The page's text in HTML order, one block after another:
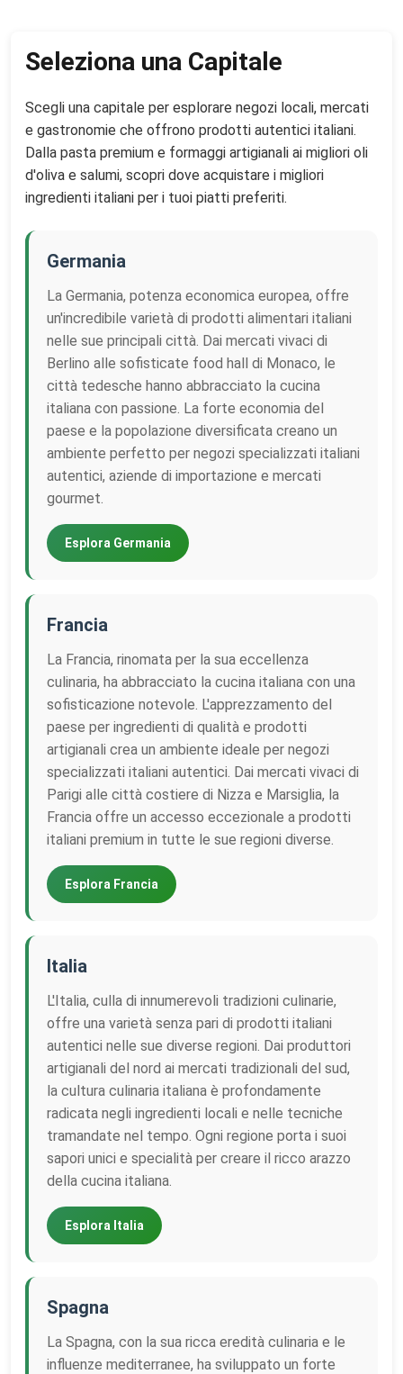
Seleziona una Capitale
Scegli una capitale per esplorare negozi locali, mercati
e gastronomie che offrono prodotti autentici italiani.
Dalla pasta premium e formaggi artigianali ai migliori oli
d'oliva e salumi, scopri dove acquistare i migliori
ingredienti italiani per i tuoi piatti preferiti.
Germania
La Germania, potenza economica europea, offre
un'incredibile varietà di prodotti alimentari italiani
nelle sue principali città. Dai mercati vivaci di
Berlino alle sofisticate food hall di Monaco, le
città tedesche hanno abbracciato la cucina
italiana con passione. La forte economia del
paese e la popolazione diversificata creano un
ambiente perfetto per negozi specializzati italiani
autentici, aziende di importazione e mercati
gourmet.
Esplora Germania
Francia
La Francia, rinomata per la sua eccellenza
culinaria, ha abbracciato la cucina italiana con una
sofisticazione notevole. L'apprezzamento del
paese per ingredienti di qualità e prodotti
artigianali crea un ambiente ideale per negozi
specializzati italiani autentici. Dai mercati vivaci di
Parigi alle città costiere di Nizza e Marsiglia, la
Francia offre un accesso eccezionale a prodotti
italiani premium in tutte le sue regioni diverse.
Esplora Francia
Italia
L'Italia, culla di innumerevoli tradizioni culinarie,
offre una varietà senza pari di prodotti italiani
autentici nelle sue diverse regioni. Dai produttori
artigianali del nord ai mercati tradizionali del sud,
la cultura culinaria italiana è profondamente
radicata negli ingredienti locali e nelle tecniche
tramandate nel tempo. Ogni regione porta i suoi
sapori unici e specialità per creare il ricco arazzo
della cucina italiana.
Esplora Italia
Spagna
La Spagna, con la sua ricca eredità culinaria e le
influenze mediterranee, ha sviluppato un forte